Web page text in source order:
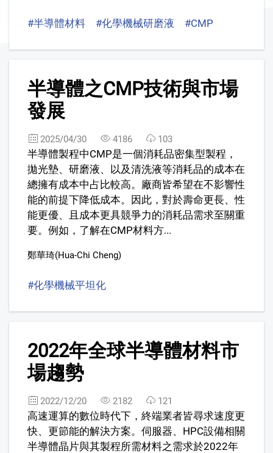
#半導體材料 #化學機械研磨液 #CMP
半導體之CMP技術與市場
發展
2025/04/30 4186 103
半導體製程中CMP是一個消耗品密集型製程，
拋光墊、研磨液、以及清洗液等消耗品的成本在
總擁有成本中占比較高。廠商皆希望在不影響性
能的前提下降低成本。因此，對於壽命更長、性
能更優、且成本更具競爭力的消耗品需求至關重
要。例如，了解在CMP材料方...
鄭華琦(Hua-Chi Cheng)
#化學機械平坦化
2022年全球半導體材料市
場趨勢
2022/12/20 2182 121
高速運算的數位時代下，終端業者皆尋求速度更
快、更節能的解決方案。伺服器、HPC設備相關
半導體晶片與其製程所需材料之需求於2022年